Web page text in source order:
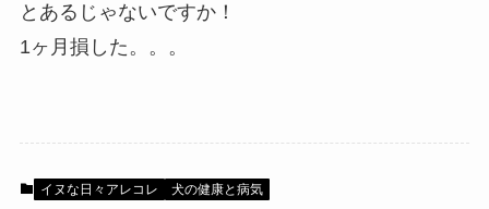
とあるじゃないですか！
1ヶ月損した。。。
イヌな日々アレコレ 犬の健康と病気